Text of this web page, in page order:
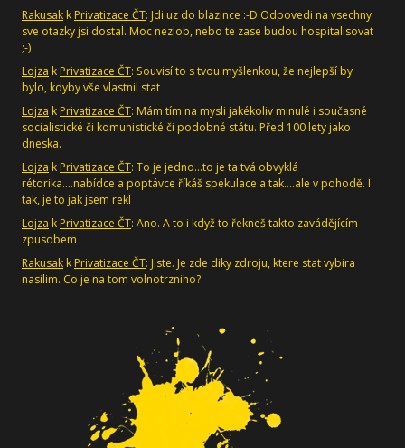
Rakusak k Privatizace ČT: Jdi uz do blazince :-D Odpovedi na vsechny
sve otazky jsi dostal. Moc nezlob, nebo te zase budou hospitalisovat
;-)
Lojza k Privatizace ČT: Souvisí to s tvou myšlenkou, že nejlepší by
bylo, kdyby vše vlastnil stat
Lojza k Privatizace ČT: Mám tím na mysli jakékoliv minulé i současné
socialistické či komunistické či podobné státu. Před 100 lety jako
dneska.
Lojza k Privatizace ČT: To je jedno...to je ta tvá obvyklá
rétorika....nabídce a poptávce říkáš spekulace a tak....ale v pohodě. I
tak, je to jak jsem rekl
Lojza k Privatizace ČT: Ano. A to i když to řekneš takto zavádějícím
zpusobem
Rakusak k Privatizace ČT: Jiste. Je zde diky zdroju, ktere stat vybira
nasilim. Co je na tom volnotrzniho?